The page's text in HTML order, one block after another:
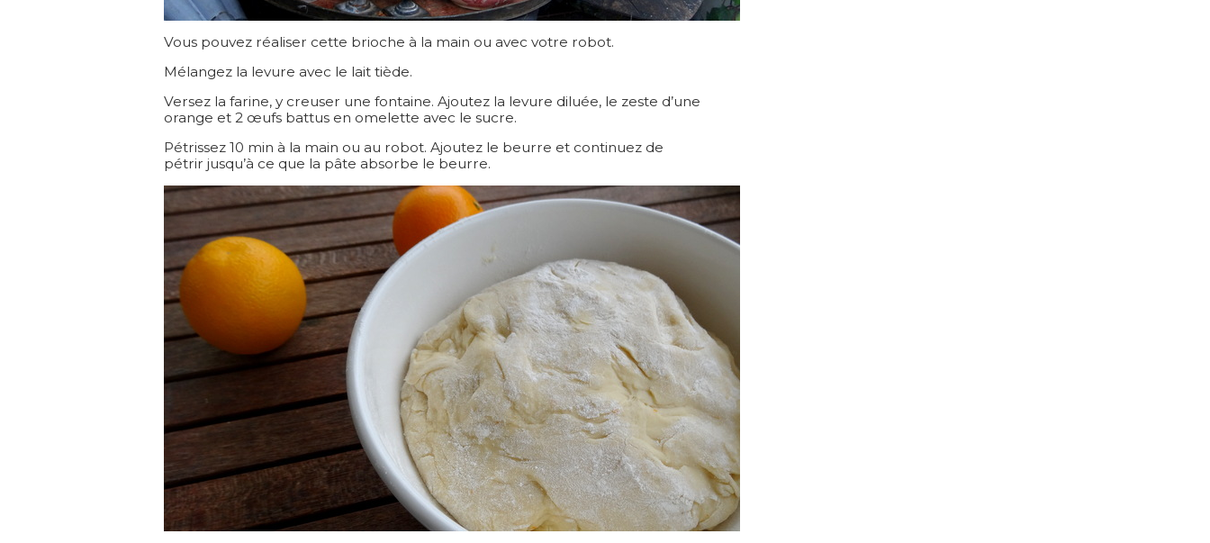
Vous pouvez réaliser cette brioche à la main ou avec votre robot.
Mélangez la levure avec le lait tiède.
Versez la farine, y creuser une fontaine. Ajoutez la levure diluée, le zeste d’une
orange et 2 œufs battus en omelette avec le sucre.
Pétrissez 10 min à la main ou au robot. Ajoutez le beurre et continuez de
pétrir jusqu’à ce que la pâte absorbe le beurre.